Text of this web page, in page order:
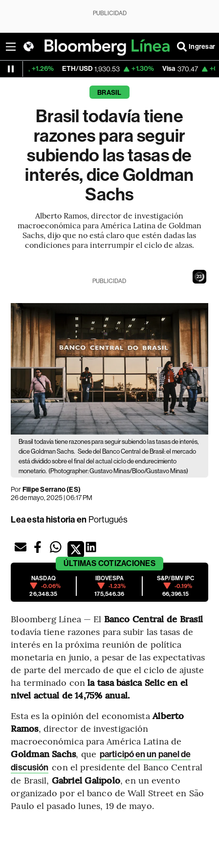
PUBLICIDAD
Ingresar
ETH/USD 1,930.53 +1.30% Visa 370.47 +0.52%
BRASIL
Brasil todavía tiene
razones para seguir
subiendo las tasas de
interés, dice Goldman
Sachs
Alberto Ramos, director de investigación
macroeconómica para América Latina de Goldman
Sachs, dijo que no está claro que estén dadas las
condiciones para interrumpir el ciclo de alzas.
21
PUBLICIDAD
Brasil todavía tiene razones para seguir subiendo las tasas de interés,
dice Goldman Sachs. Sede del Banco Central de Brasil: el mercado
está dividido sobre el final del actual ciclo de endurecimiento
monetario. (Photographer: Gustavo Minas/Bloo/Gustavo Minas)
PorFilipe Serrano (ES)
26 de mayo, 2025 | 06:17 PM
Lea esta historia en Portugués
ÚLTIMAS COTIZACIONES
NASDAQ
-0.06%
26,348.35
IBOVESPA
-1.23%
175,546.36
S&P/BMV IPC
-0.19%
66,396.15
Bloomberg Línea — El Banco Central de Brasil
todavía tiene razones para subir las tasas de
interés en la próxima reunión de política
monetaria en junio, a pesar de las expectativas
de parte del mercado de que el ciclo de ajuste
ha terminado conla tasa básica Selic en el
nivel actual de 14,75% anual.
Esta es la opinión del economistaAlberto
Ramos, director de investigación
macroeconómica para América Latina de
Goldman Sachs, que participó en un panel de
discusión con el presidente del Banco Central
de Brasil, Gabriel Galípolo, en un evento
organizado por el banco de Wall Street en São
Paulo el pasado lunes, 19 de mayo.